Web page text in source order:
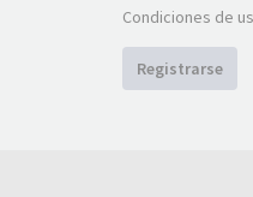
Condiciones de
Registrarse